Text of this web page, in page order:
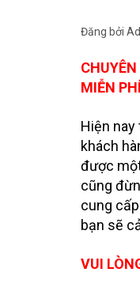
Đăng bởi
MIỄN
Hiện
khách
được
cũng
cung
bạn sẽ
VUI